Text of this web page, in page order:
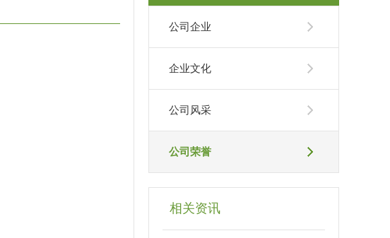
公司企业
企业文化
公司风采
公司荣誉
相关资讯